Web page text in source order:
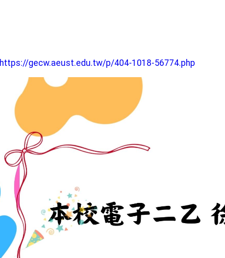
https://gecw.aeust.edu.tw/p/404-1018-56774.php